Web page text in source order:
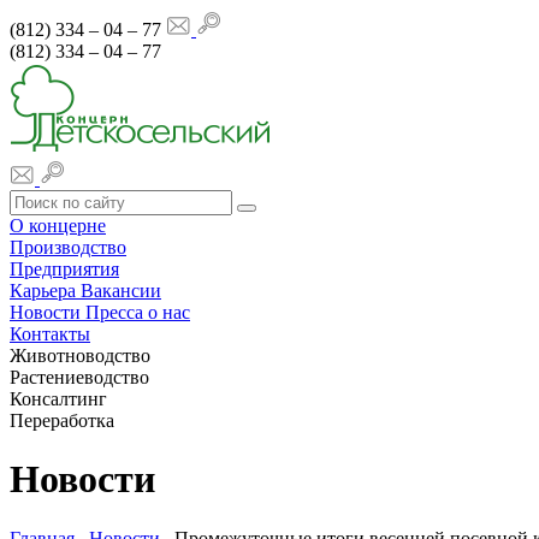
(812) 334 – 04 – 77
(812) 334 – 04 – 77
О концерне
Производство
Предприятия
Карьера Вакансии
Новости Пресса о нас
Контакты
Животноводство
Растениеводство
Консалтинг
Переработка
Новости